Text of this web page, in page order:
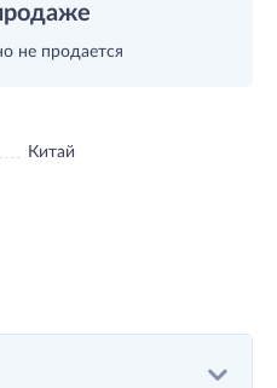
не продается
Китай